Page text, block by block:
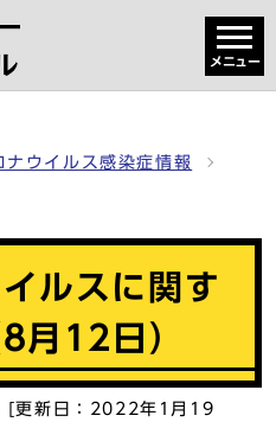
メニュー
ナウイルス感染症情報
ルスに関す
月12日）
更新日：2022年1月19